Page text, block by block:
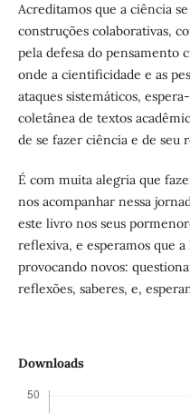
Acreditamos que a ciência
construções colaborativas,
pela defesa do
onde a cientificidade e as
ataques sistemáticos,
coletânea de textos
de se fazer ciência e de seu
É com muita alegria que
nos acompanhar nessa
este livro nos seus
reflexiva, e esperamos que
provocando novos:
reflexões, saberes, e,
Downloads